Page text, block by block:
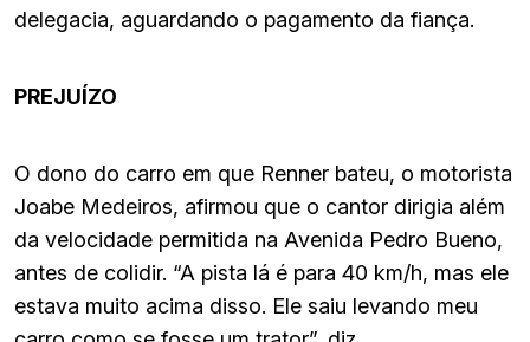
delegacia, aguardando o pagamento da fiança.
PREJUÍZO
O dono do carro em que Renner bateu, o motorista
Joabe Medeiros, afirmou que o cantor dirigia além
da velocidade permitida na Avenida Pedro Bueno,
antes de colidir. “A pista lá é para 40 km/h, mas ele
estava muito acima disso. Ele saiu levando meu